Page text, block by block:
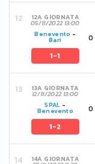
12A GIORNATA
05/11/2022 13:00
Benevento -
Bari
1-1
0
13A GIORNATA
12/11/2022 13:00
SPAL -
Benevento
1-2
0
14A GIORNATA